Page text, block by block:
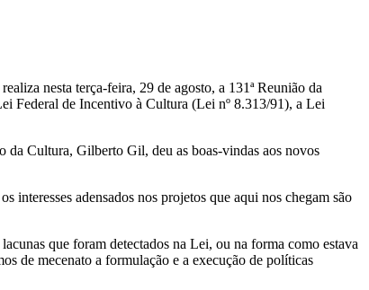
nesta terça-feira, 29 de agosto, a 131ª Reunião da
Federal de Incentivo à Cultura (Lei nº 8.313/91), a Lei
da Cultura, Gilberto Gil, deu as boas-vindas aos novos
interesses adensados nos projetos que aqui nos chegam são
que foram detectados na Lei, ou na forma como estava
de mecenato a formulação e a execução de políticas